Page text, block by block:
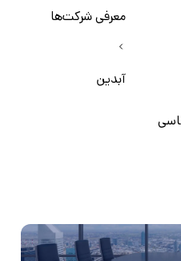
معرفی شرکت‌ها
آبدین